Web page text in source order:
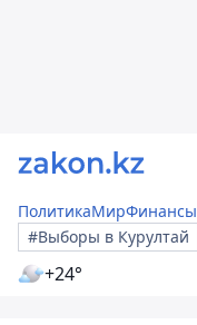
ПолитикаМирФинансы
#Выборы в Курултай
+24°